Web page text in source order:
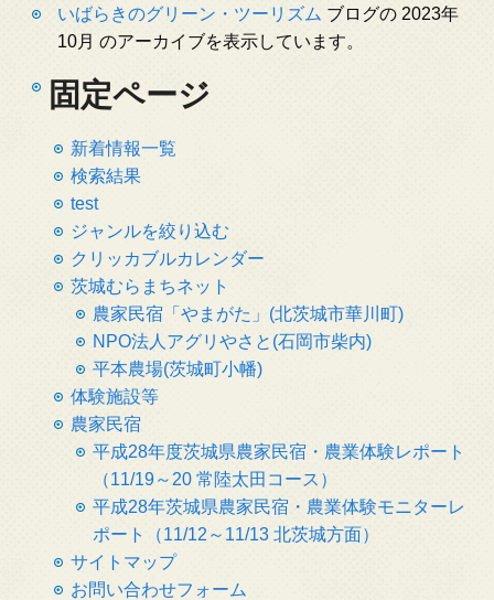
いばらきのグリーン・ツーリズム ブログの 2023年
10月 のアーカイブを表示しています。
固定ページ
新着情報一覧
検索結果
test
ジャンルを絞り込む
クリッカブルカレンダー
茨城むらまちネット
農家民宿「やまがた」(北茨城市華川町)
NPO法人アグリやさと(石岡市柴内)
平本農場(茨城町小幡)
体験施設等
農家民宿
平成28年度茨城県農家民宿・農業体験レポート
（11/19～20 常陸太田コース）
平成28年茨城県農家民宿・農業体験モニターレ
ポート（11/12～11/13 北茨城方面）
サイトマップ
お問い合わせフォーム